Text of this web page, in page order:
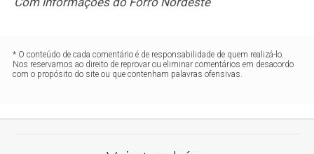
* O conteúdo de cada comentário é de responsabilidade de quem realizá-lo.
Nos reservamos ao direito de reprovar ou eliminar comentários em desacordo
com o propósito do site ou que contenham palavras ofensivas.